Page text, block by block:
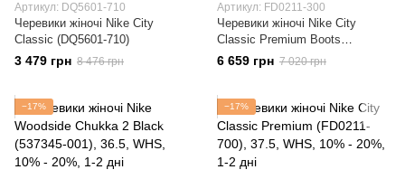
Артикул: DQ5601-710
Черевики жіночі Nike City
Classic (DQ5601-710)
3 479 грн 8 476 грн
Артикул: FD0211-300
Черевики жіночі Nike City
Classic Premium Boots
(FD0211-300)
6 659 грн 7 020 грн
−17% −17%